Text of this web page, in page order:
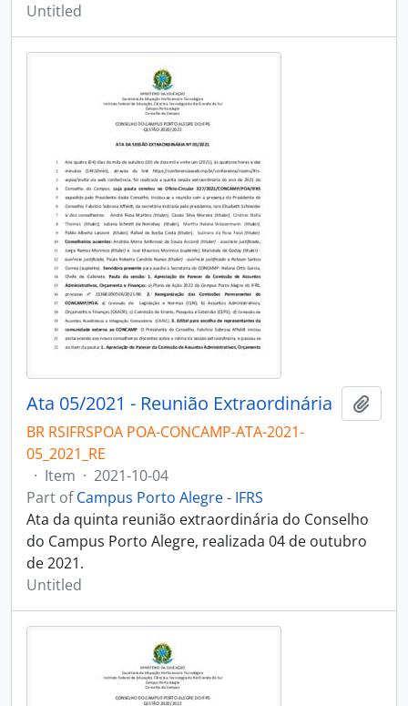
Untitled
Ata 05/2021 - Reunião Extraordinária
BR RSIFRSPOA POA-CONCAMP-ATA-2021-
05_2021_RE
· Item · 2021-10-04
Part ofCampus Porto Alegre - IFRS
Ata da quinta reunião extraordinária do Conselho
do Campus Porto Alegre, realizada 04 de outubro
de 2021.
Untitled